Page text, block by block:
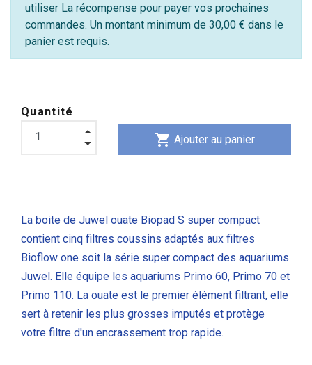
utiliser La récompense pour payer vos prochaines
commandes. Un montant minimum de 30,00 € dans le
panier est requis.
Quantité
shopping_cart Ajouter au panier
La boite de Juwel ouate Biopad S super compact
contient cinq filtres coussins adaptés aux filtres
Bioflow one soit la série super compact des aquariums
Juwel. Elle équipe les aquariums Primo 60, Primo 70 et
Primo 110. La ouate est le premier élément filtrant, elle
sert à retenir les plus grosses imputés et protège
votre filtre d'un encrassement trop rapide.